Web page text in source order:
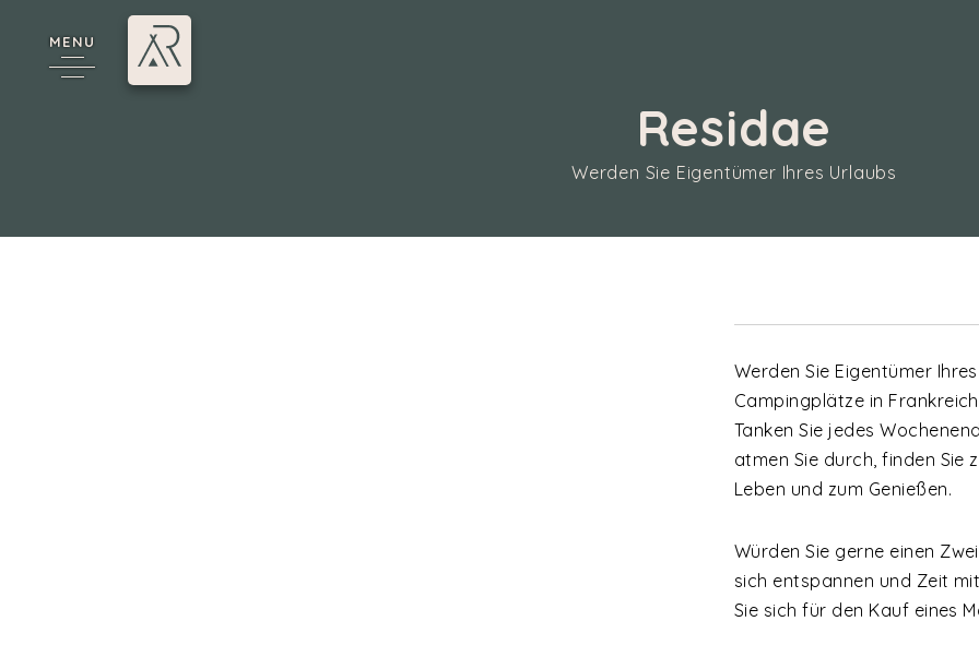
MENU
Residae
Werden Sie Eigentümer Ihres Urlaubs
Werden Sie Eigentümer
Campingplätze in
Tanken Sie jedes
atmen Sie durch, finden Sie
Leben und zum Genießen.
Würden Sie gerne einen
sich entspannen und Zeit
Sie sich für den Kauf eines